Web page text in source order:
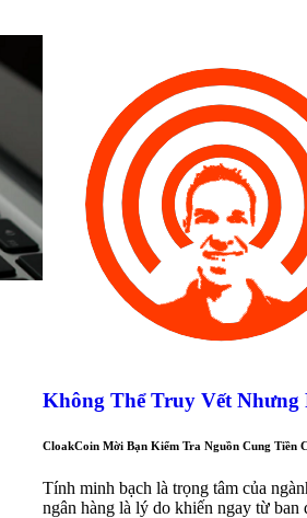
Không Thể Truy Vết Nhưng
CloakCoin Mời Bạn Kiểm Tra Nguồn Cung Tiền
Tính minh bạch là trọng tâm của
ngân hàng là lý do khiến ngay từ ban